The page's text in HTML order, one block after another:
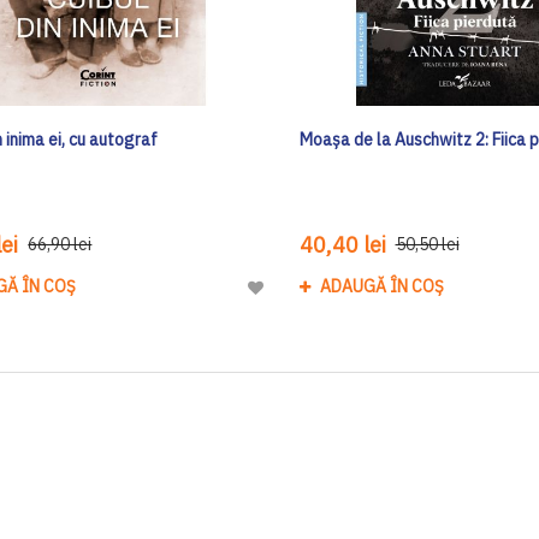
inima ei, cu autograf
66,90 lei
ÎN COȘ
Adaugă
de
Moașa de la Auschwitz 2: Fiica
40,40 lei 50,50 lei
ADAUGĂ ÎN COȘ